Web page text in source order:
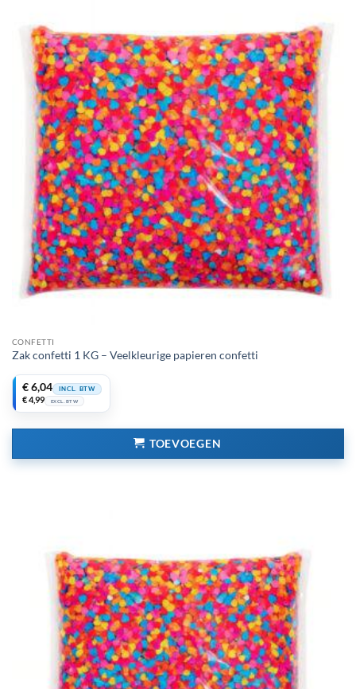
CONFETTI
Zak confetti 1 KG – Veelkleurige papieren confetti
€6,04 INCL. BTW
€4,99 EXCL. BTW
TOEVOEGEN